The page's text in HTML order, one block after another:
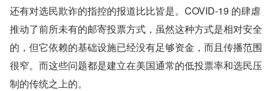
还有对选民欺诈的指控的报道比比皆是。COVID-19 的肆虐
推动了前所未有的邮寄投票方式，虽然这种方式是相对安全
的，但它依赖的基础设施已经没有足够资金，而且传播范围
很窄。而这些问题都是建立在美国通常的低投票率和选民压
制的传统之上的。